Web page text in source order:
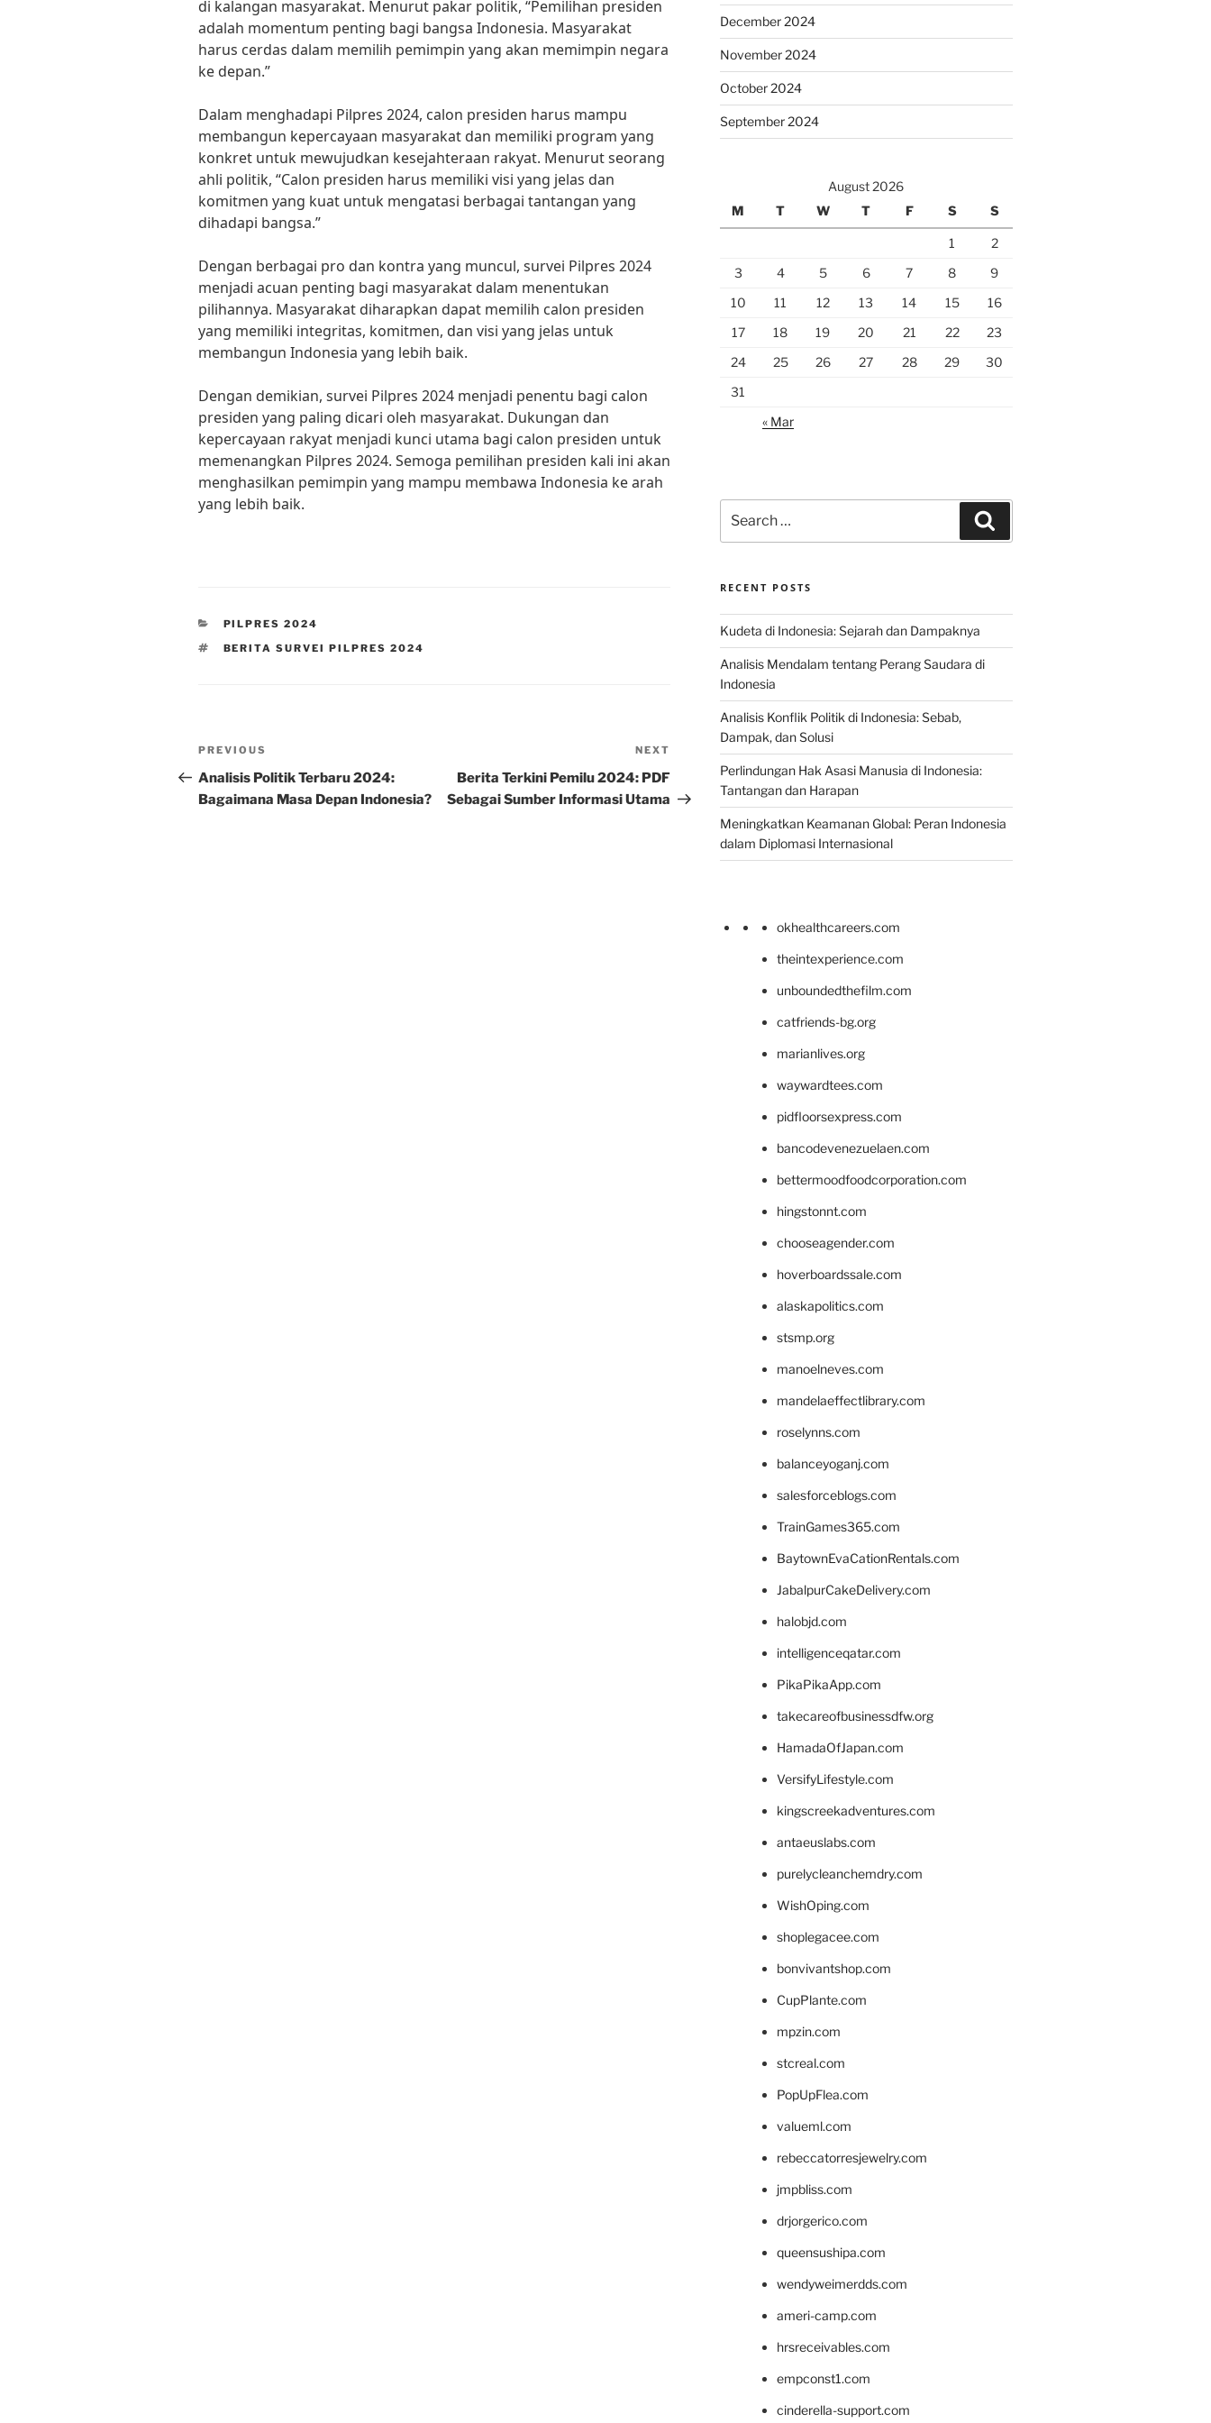
di kalangan masyarakat. Menurut pakar politik, “Pemilihan presiden
adalah momentum penting bagi bangsa Indonesia. Masyarakat
harus cerdas dalam memilih pemimpin yang akan memimpin negara
ke depan.”
Dalam menghadapi Pilpres 2024, calon presiden harus mampu
membangun kepercayaan masyarakat dan memiliki program yang
konkret untuk mewujudkan kesejahteraan rakyat. Menurut seorang
ahli politik, “Calon presiden harus memiliki visi yang jelas dan
komitmen yang kuat untuk mengatasi berbagai tantangan yang
dihadapi bangsa.”
Dengan berbagai pro dan kontra yang muncul, survei Pilpres 2024
menjadi acuan penting bagi masyarakat dalam menentukan
pilihannya. Masyarakat diharapkan dapat memilih calon presiden
yang memiliki integritas, komitmen, dan visi yang jelas untuk
membangun Indonesia yang lebih baik.
Dengan demikian, survei Pilpres 2024 menjadi penentu bagi calon
presiden yang paling dicari oleh masyarakat. Dukungan dan
kepercayaan rakyat menjadi kunci utama bagi calon presiden untuk
memenangkan Pilpres 2024. Semoga pemilihan presiden kali ini akan
menghasilkan pemimpin yang mampu membawa Indonesia ke arah
yang lebih baik.
CATEGORIES
PILPRES 2024
TAGS
BERITA SURVEI PILPRES 2024
Post
navigation
Previous
Post
PREVIOUS
Analisis Politik Terbaru 2024:
Bagaimana Masa Depan Indonesia?
Post
NEXT
Berita Terkini Pemilu 2024: PDF
Sebagai Sumber Informasi Utama
December 2024
November 2024
October 2024
September 2024
August 2026
M
T W T F S S
1
2
3
4 5 6 7 8
9
10
11 12 13 14 15
16
17
18 19 20 21 22
23
24
25 26 27 28 29
30
31
« Mar
for:
RECENT POSTS
Kudeta di Indonesia: Sejarah dan Dampaknya
Analisis Mendalam tentang Perang Saudara di
Indonesia
Analisis Konflik Politik di Indonesia: Sebab,
Dampak, dan Solusi
Perlindungan Hak Asasi Manusia di Indonesia:
Tantangan dan Harapan
Meningkatkan Keamanan Global: Peran Indonesia
dalam Diplomasi Internasional
okhealthcareers.com
theintexperience.com
unboundedthefilm.com
catfriends-bg.org
marianlives.org
waywardtees.com
pidfloorsexpress.com
bancodevenezuelaen.com
bettermoodfoodcorporation.com
hingstonnt.com
chooseagender.com
hoverboardssale.com
alaskapolitics.com
stsmp.org
manoelneves.com
mandelaeffectlibrary.com
roselynns.com
balanceyoganj.com
salesforceblogs.com
TrainGames365.com
BaytownEvaCationRentals.com
JabalpurCakeDelivery.com
halobjd.com
intelligenceqatar.com
PikaPikaApp.com
takecareofbusinessdfw.org
HamadaOfJapan.com
VersifyLifestyle.com
kingscreekadventures.com
antaeuslabs.com
purelycleanchemdry.com
WishOping.com
shoplegacee.com
bonvivantshop.com
CupPlante.com
mpzin.com
stcreal.com
PopUpFlea.com
valueml.com
rebeccatorresjewelry.com
jmpbliss.com
drjorgerico.com
queensushipa.com
wendyweimerdds.com
ameri-camp.com
hrsreceivables.com
empconst1.com
cinderella-support.com